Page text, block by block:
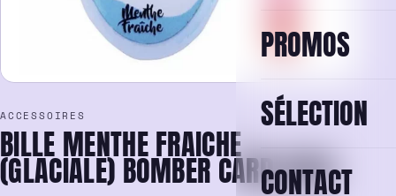
PROMOS
SÉLECTION
CONTACT
ACCESSOIRES
BILLE MENTHE FRAICHE
(GLACIALE) BOMBER CARD X100